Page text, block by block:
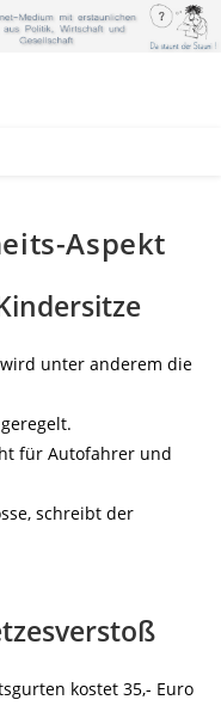
Aspekt
unter anderem die
für Autofahrer und
schreibt der
kostet 35,- Euro